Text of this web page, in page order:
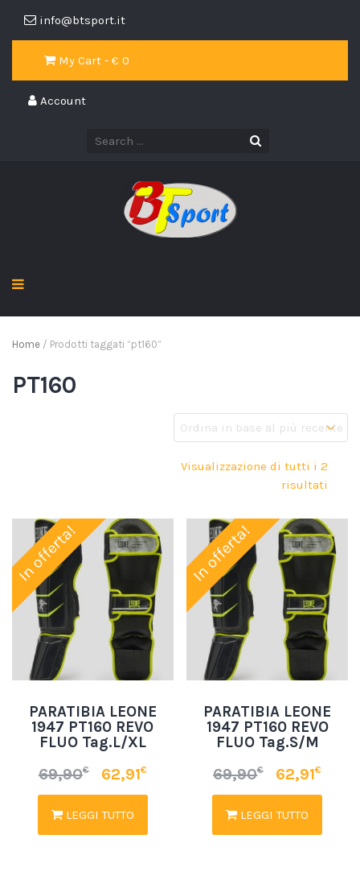
info@btsport.it
My Cart - € 0
Account
Home / Prodotti taggati “pt160”
PT160
Visualizzazione di tutti i 2
risultati
In offerta!
PARATIBIA LEONE
1947 PT160 REVO
FLUO Tag.L/XL
69,90€ 62,91€
LEGGI TUTTO
In offerta!
PARATIBIA LEONE
1947 PT160 REVO
FLUO Tag.S/M
69,90€ 62,91€
LEGGI TUTTO